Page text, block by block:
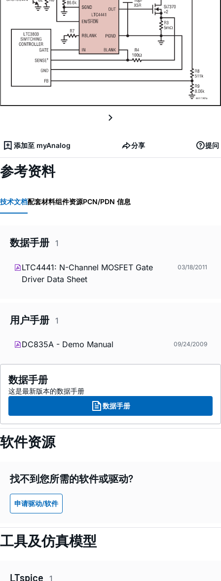
添加至 myAnalog 分享 提问
参考资料
技术文档配套材料组件资源PCN/PDN 信息
数据手册 1
LTC4441: N-Channel MOSFET Gate
Driver Data Sheet
03/18/2011
用户手册 1
DC835A - Demo Manual 09/24/2009
数据手册
这是最新版本的数据手册
数据手册
软件资源
找不到您所需的软件或驱动?
申请驱动/软件
工具及仿真模型
LTspice 1